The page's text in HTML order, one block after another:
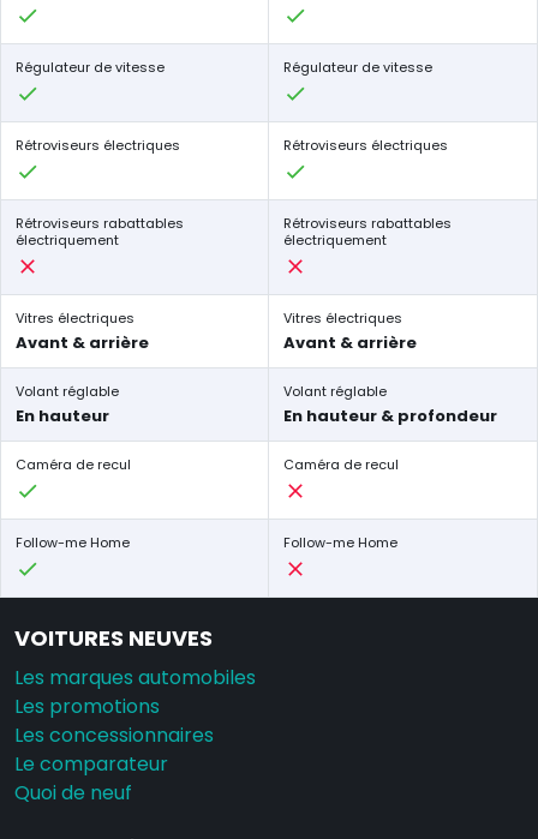
Régulateur de vitesse Régulateur de vitesse
Rétroviseurs électriques Rétroviseurs électriques
Rétroviseurs rabattables
électriquement
Rétroviseurs rabattables
électriquement
Vitres électriques
Avant & arrière
Vitres électriques
Avant & arrière
Volant réglable
En hauteur
Volant réglable
En hauteur & profondeur
Caméra de recul Caméra de recul
Follow-me Home Follow-me Home
VOITURES NEUVES
Les marques automobiles
Les promotions
Les concessionnaires
Le comparateur
Quoi de neuf